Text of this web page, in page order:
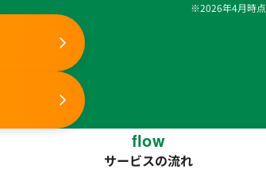
※2026年4月時点
flow
サービスの流れ